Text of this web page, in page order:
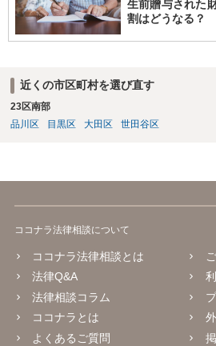
生前贈与された
割はどうなる？
近くの市区町村を選び直す
23区南部
品川区
目黒区 大田区 世田谷区
ココナラ法律相談について
ココナラ法律相談とは
法律Q&A
法律相談コラム
ココナラとは
よくあるご質問